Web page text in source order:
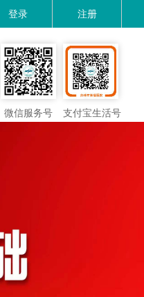
登录 注册
微信服务号 支付宝生活号